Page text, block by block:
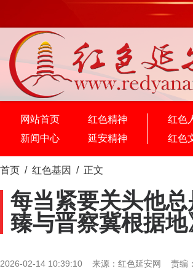
网站首页
红色精神
新闻中心
延安精神
红色
红色
首页 / 红色基因 / 正文
每当紧要关头他
臻与晋察冀根据
2026-02-14 10:39:10 来源：红色延安网 责编